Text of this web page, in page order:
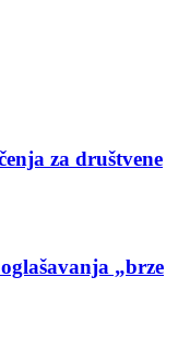
za društvene
„brze